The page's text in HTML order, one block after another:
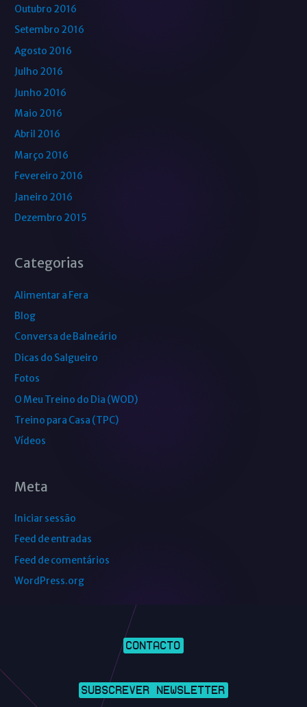
Outubro 2016
Setembro 2016
Agosto 2016
Julho 2016
Junho 2016
Maio 2016
Abril 2016
Março 2016
Fevereiro 2016
Janeiro 2016
Dezembro 2015
Categorias
Alimentar a Fera
Blog
Conversa de Balneário
Dicas do Salgueiro
Fotos
O Meu Treino do Dia (WOD)
Treino para Casa (TPC)
Vídeos
Meta
Iniciar sessão
Feed de entradas
Feed de comentários
WordPress.org
CONTACTO
SUBSCREVER NEWSLETTER